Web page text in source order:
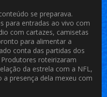
se preparava.
para entradas ao vivo com
com cartazes, camisetas
para alimentar a
conta das partidas dos
roteirizaram
da estrela com a NFL,
presença dela mexeu com